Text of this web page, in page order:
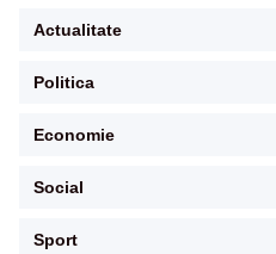
Actualitate
Politica
Economie
Social
Sport